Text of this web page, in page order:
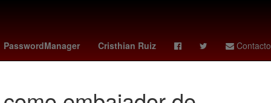
PasswordManager Cristhian Ruiz Contacto
Javier Poza phillies - blue jays colo colo